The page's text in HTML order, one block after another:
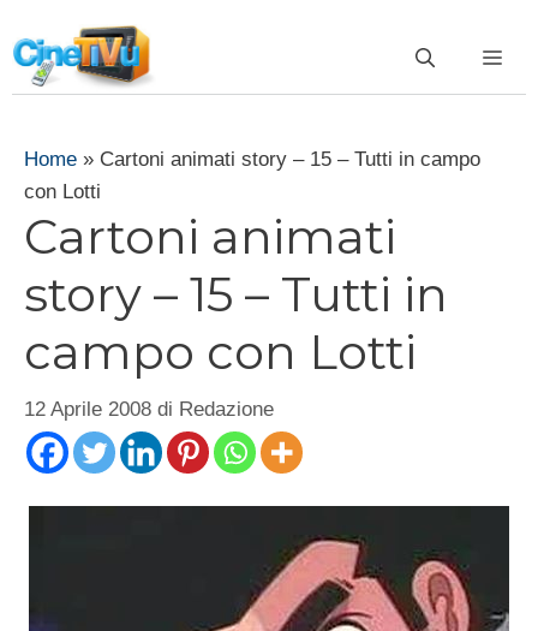
al
contenuto
Home » Cartoni animati story – 15 – Tutti in campo
con Lotti
Cartoni animati
story – 15 – Tutti in
campo con Lotti
12 Aprile 2008 di Redazione